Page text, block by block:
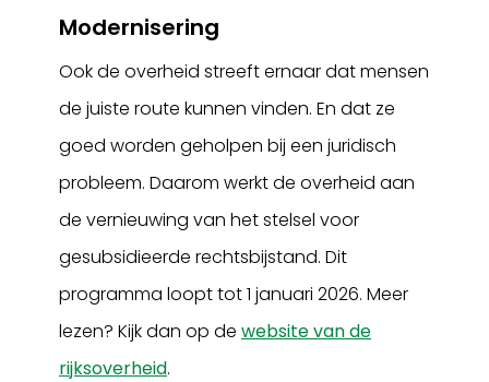
Modernisering
Ook de overheid streeft ernaar dat mensen
de juiste route kunnen vinden. En dat ze
goed worden geholpen bij een juridisch
probleem. Daarom werkt de overheid aan
de vernieuwing van het stelsel voor
gesubsidieerde rechtsbijstand. Dit
programma loopt tot 1 januari 2026. Meer
lezen? Kijk dan op de website van de
rijksoverheid.